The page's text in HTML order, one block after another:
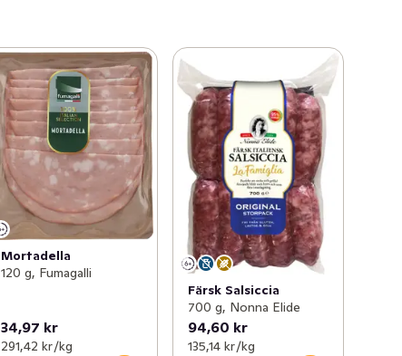
Mortadella
120 g, Fumagalli
34,97 kr
291,42 kr /kg
Färsk Salsiccia
700 g, Nonna Elide
94,60 kr
135,14 kr /kg